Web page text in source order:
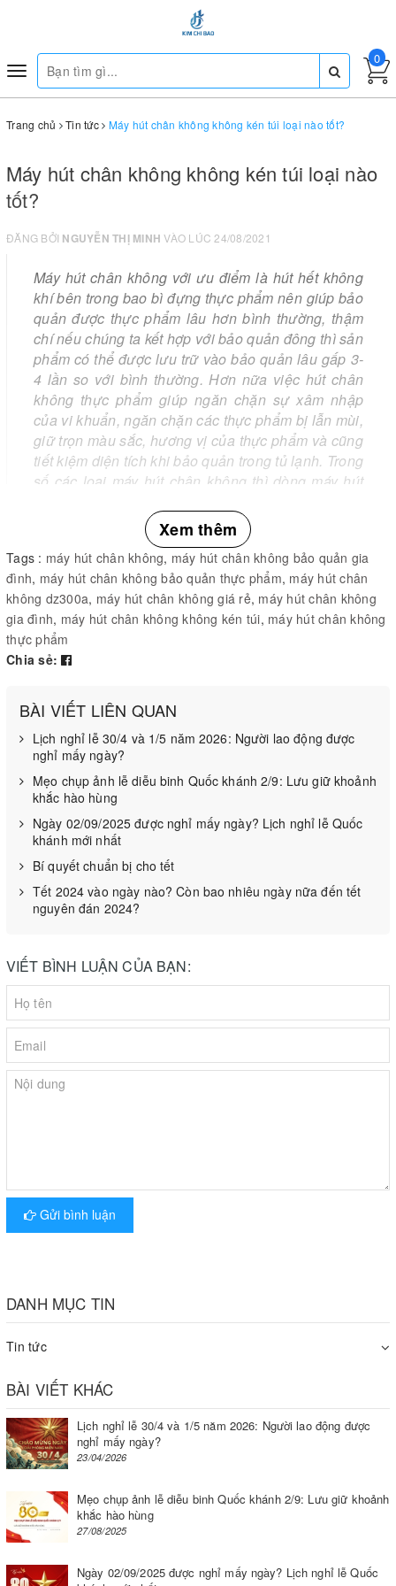
Toggle
navigation
0
Trang chủ Tin tức Máy hút chân không không kén túi loại nào tốt?
Máy hút chân không không kén túi loại nào
tốt?
ĐĂNG BỞI NGUYỄN THỊ MINH VÀO LÚC 24/08/2021
Máy hút chân không với ưu điểm là hút hết không
khí bên trong bao bì đựng thực phẩm nên giúp bảo
quản được thực phẩm lâu hơn bình thường, thậm
chí nếu chúng ta kết hợp với bảo quản đông thì sản
phẩm có thể được lưu trữ vào bảo quản lâu gấp 3-
4 lần so với bình thường. Hơn nữa việc hút chân
không thực phẩm giúp ngăn chặn sự xâm nhập
của vi khuẩn, ngăn chặn các thực phẩm bị lẫn mùi,
giữ trọn màu sắc, hương vị của thực phẩm và cũng
tiết kiệm diện tích khi bảo quản trong tủ lạnh. Trong
số các loại máy hút chân không thì dòng máy hút
nhiều hơn. Cùng Kim Chí bảo tìm hiểu kỹ hơn về
sản phẩm này nhé.
Máy hút chân không không kén túi là gì?
Khi bảo quản thực phẩm bằng cách hút chân không người
không. Các máy hút chân không không kén túi thì có thể sử
dụng với bất kỳ loại túi nào ( miễn là túi đó không mỏng
quá ), trong khi các dòng máy hút chân không kén túi thì
cần phải sử dụng đến túi chuyên dụng thì mới hút được
thường phải dùng với các túi có một mặt nhám.
Máy hút chân không không kén túi
nên máy hút chân không
biến và rộng rãi tại các hộ gia đình, các nơi buôn bán kinh
doanh nhỏ lẻ…
Máy hút chân không không kén túi loại nào tốt?
Cần lưu ý một số điểm sau để lựa chọn loại máy hút chân
không thực phẩm gia đình không kén túi tốt.
Xem thêm
Tags : máy hút chân không, máy hút chân không bảo quản gia
đình, máy hút chân không bảo quản thực phẩm, máy hút chân
không dz300a, máy hút chân không giá rẻ, máy hút chân không
gia đình, máy hút chân không không kén túi, máy hút chân không
thực phẩm
Chia sẻ:
BÀI VIẾT LIÊN QUAN
Lịch nghỉ lễ 30/4 và 1/5 năm 2026: Người lao động được
nghỉ mấy ngày?
Mẹo chụp ảnh lễ diễu binh Quốc khánh 2/9: Lưu giữ khoảnh
khắc hào hùng
Ngày 02/09/2025 được nghỉ mấy ngày? Lịch nghỉ lễ Quốc
khánh mới nhất
Bí quyết chuẩn bị cho tết
Tết 2024 vào ngày nào? Còn bao nhiêu ngày nữa đến tết
nguyên đán 2024?
VIẾT BÌNH LUẬN CỦA BẠN:
Gửi bình luận
DANH MỤC TIN
Tin tức
BÀI VIẾT KHÁC
Lịch nghỉ lễ 30/4 và 1/5 năm 2026: Người lao động được
nghỉ mấy ngày?
23/04/2026
Mẹo chụp ảnh lễ diễu binh Quốc khánh 2/9: Lưu giữ khoảnh
khắc hào hùng
27/08/2025
Ngày 02/09/2025 được nghỉ mấy ngày? Lịch nghỉ lễ Quốc